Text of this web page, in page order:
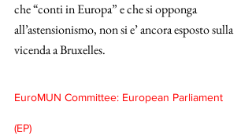
che “conti in Europa” e che si opponga
all’astensionismo, non si e’ ancora esposto sulla
vicenda a Bruxelles.
EuroMUN Committee: European Parliament
(EP)